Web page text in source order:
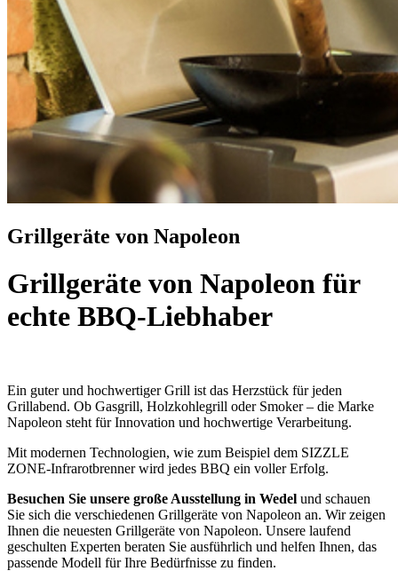
Grillgeräte von Napoleon
Grillgeräte von Napoleon für
echte BBQ-Liebhaber
Ein guter und hochwertiger Grill ist das Herzstück für jeden
Grillabend. Ob Gasgrill, Holzkohlegrill oder Smoker – die Marke
Napoleon steht für Innovation und hochwertige Verarbeitung.
Mit modernen Technologien, wie zum Beispiel dem SIZZLE
ZONE-Infrarotbrenner wird jedes BBQ ein voller Erfolg.
Besuchen Sie unsere große Ausstellung in Wedel und schauen
Sie sich die verschiedenen Grillgeräte von Napoleon an. Wir zeigen
Ihnen die neuesten Grillgeräte von Napoleon. Unsere laufend
geschulten Experten beraten Sie ausführlich und helfen Ihnen, das
passende Modell für Ihre Bedürfnisse zu finden.